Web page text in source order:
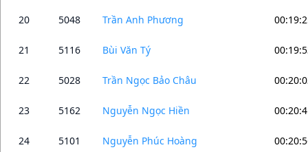
20 5048 Trần Anh Phương
21 5116 Bùi Văn Tý
22 5028 Trần Ngọc Bảo Châu
23 5162 Nguyễn Ngọc Hiền
24 5101 Nguyễn Phúc Hoàng